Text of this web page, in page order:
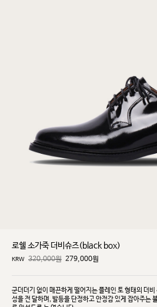
로쉘 소가죽 더비슈즈(black box)
KRW 320,000원 279,000원
군더더기 없이 매끈하게 떨어지는 플레인 토 형태의 더
성을 전 달하며, 발등을 단정하고 안정감 있게 잡아주는